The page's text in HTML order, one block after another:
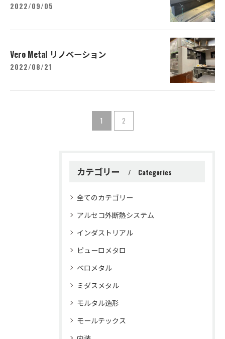
2022/09/05
Vero Metal リノベーション
2022/08/21
1 2
カテゴリー Categories
全てのカテゴリー
アルセコ外断熱システム
インダストリアル
ピューロメタロ
ベロメタル
ミダスメタル
モルタル造形
モールテックス